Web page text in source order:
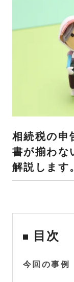
相続税の申
書が揃わな
解説します
目次
今回の事例